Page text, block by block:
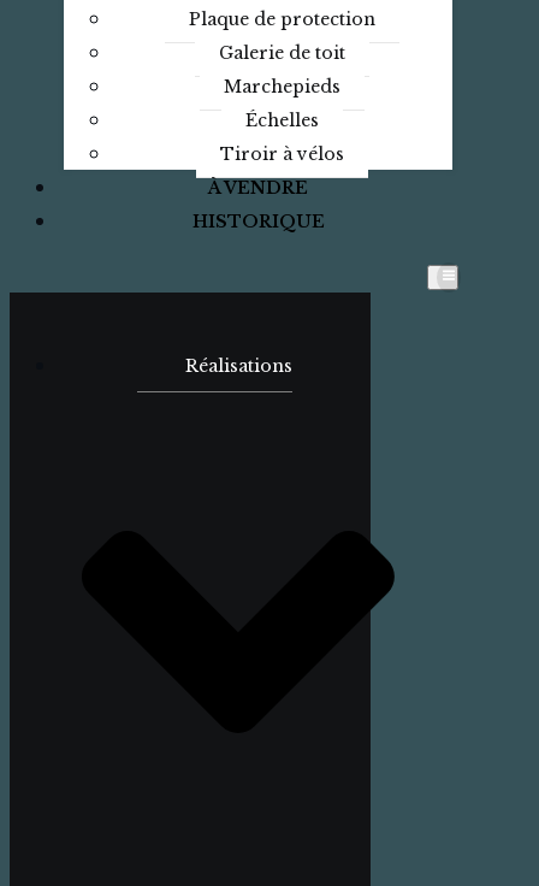
Plaque de protection
Galerie de toit
Marchepieds
Échelles
Tiroir à vélos
À VENDRE
HISTORIQUE
Réalisations